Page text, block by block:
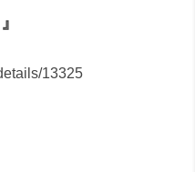
13325